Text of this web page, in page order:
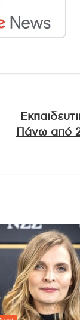
Πάνω από